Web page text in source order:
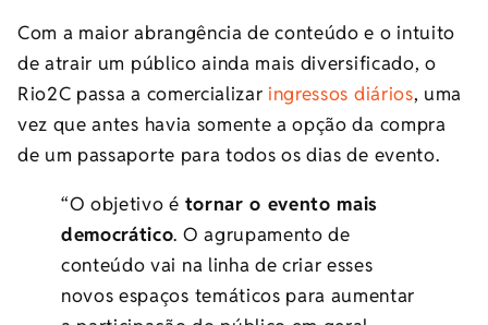
Com a maior abrangência de conteúdo e o intuito
de atrair um público ainda mais diversificado, o
Rio2C passa a comercializar ingressos diários, uma
vez que antes havia somente a opção da compra
de um passaporte para todos os dias de evento.
“O objetivo é tornar o evento mais
democrático. O agrupamento de
conteúdo vai na linha de criar esses
novos espaços temáticos para aumentar